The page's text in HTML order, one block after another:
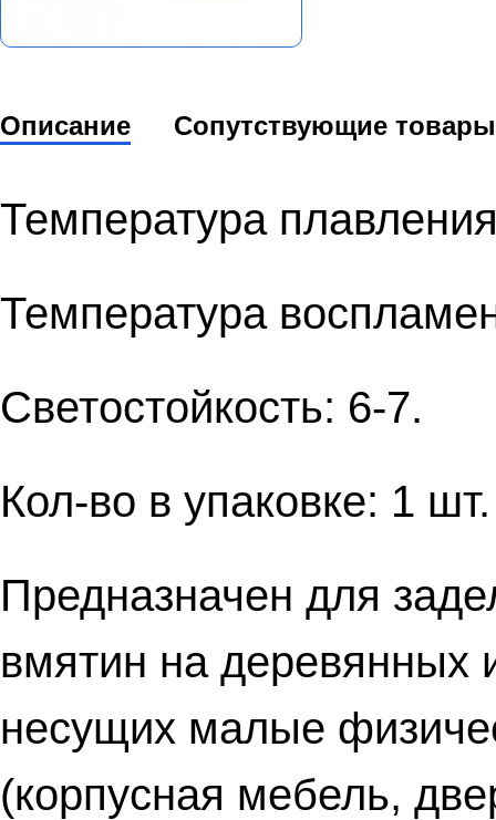
Описание Сопутствующие товары
Температура
Температура
Светостойкость: 6-7.
Кол-во в упаковке: 1 шт.
Предназначен для
вмятин на деревянных
несущих малые
(корпусная мебель,